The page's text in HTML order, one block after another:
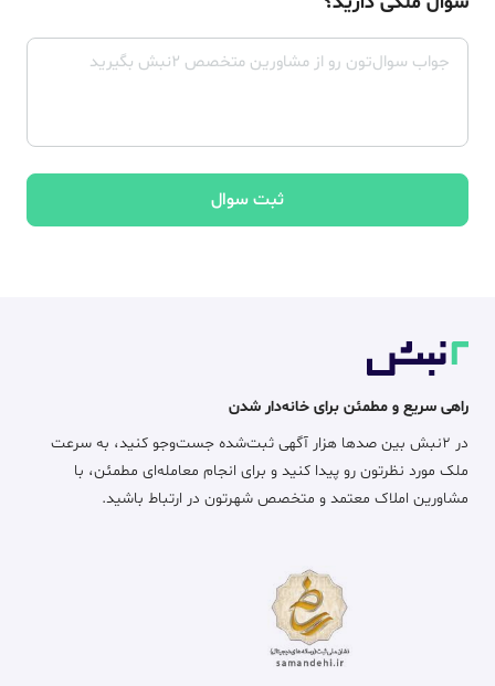
ثبت سوال
راهی سریع و مطمئن برای خانه‌دار شدن
در ۲نبش بین صدها هزار آگهی ثبت‌شده جست‌وجو کنید، به سرعت
ملک مورد نظرتون رو پیدا کنید و برای انجام معامله‌ای مطمئن، با
مشاورین املاک معتمد و متخصص شهرتون در ارتباط باشید.